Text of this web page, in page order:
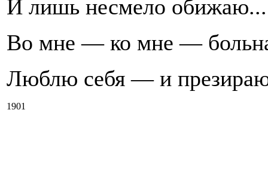
И лишь несмело обижаю...
Во мне — ко мне —
Люблю себя — и
1901